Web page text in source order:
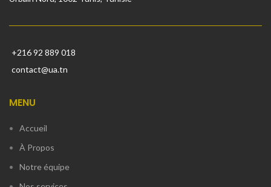
+216 92 889 018
contact@ua.tn
MENU
Accueil
À Propos
Notre équipe